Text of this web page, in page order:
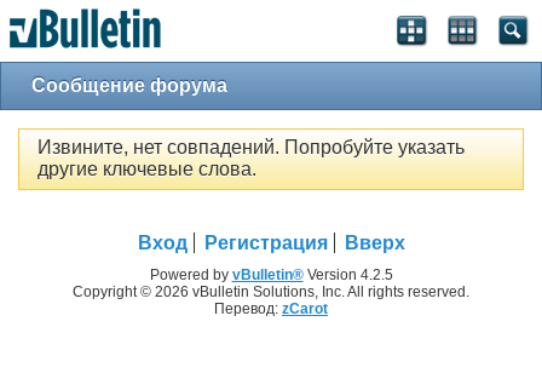
Сообщение форума
Извините, нет совпадений. Попробуйте указать
другие ключевые слова.
Вход Регистрация Вверх
Powered by vBulletin®Version 4.2.5
Copyright © 2026 vBulletin Solutions, Inc. All rights reserved.
Перевод: zCarot